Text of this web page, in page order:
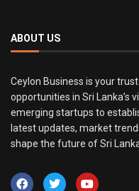
ABOUT US
Ceylon Business is your
opportunities in Sri Lanka’s
emerging startups to
latest updates, market
shape the future of Sri